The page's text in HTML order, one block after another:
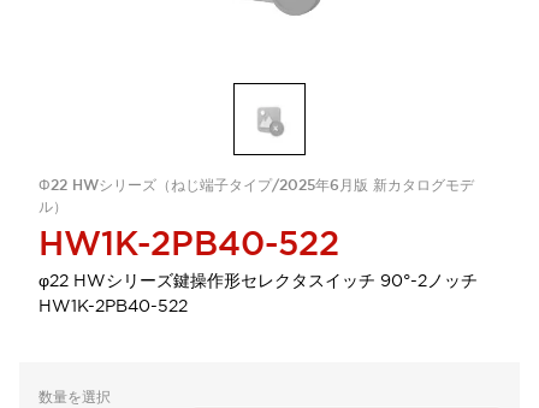
Φ22 HWシリーズ（ねじ端子タイプ/2025年6月版 新カタログモデ
ル）
HW1K-2PB40-522
φ22 HWシリーズ鍵操作形セレクタスイッチ 90°-2ノッチ
HW1K-2PB40-522
数量を選択